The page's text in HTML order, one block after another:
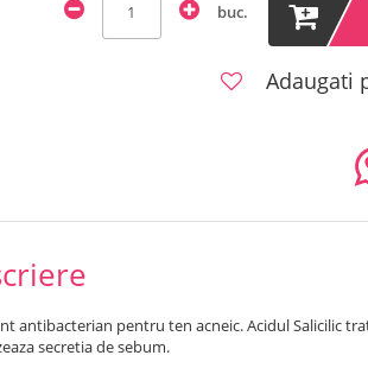
buc.
Adaugati
antibacterian pentru ten acneic. Acidul Salicilic
secretia de sebum.